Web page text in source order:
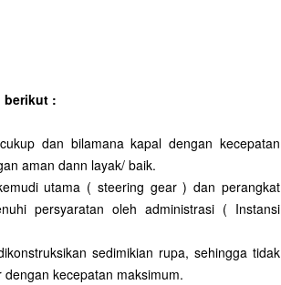
berikut :
dan bilamana kapal dengan kecepatan
aman dann layak/ baik.
utama ( steering gear ) dan perangkat
persyaratan oleh administrasi ( Instansi
sedimikian rupa, sehingga tidak
kecepatan maksimum.